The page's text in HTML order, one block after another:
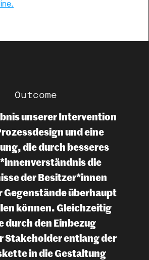
Outcome
unserer Intervention
und eine
die durch besseres
die
der Besitzer*innen
Gegenstände überhaupt
können. Gleichzeitig
durch den Einbezug
Stakeholder entlang der
in die Gestaltung